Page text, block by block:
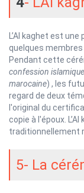
L’Al kaghet est
quelques
Pendant cette
confession
marocaine) , les
regard de deux
l'original du
copie à l'époux.
traditionnellement
5- La